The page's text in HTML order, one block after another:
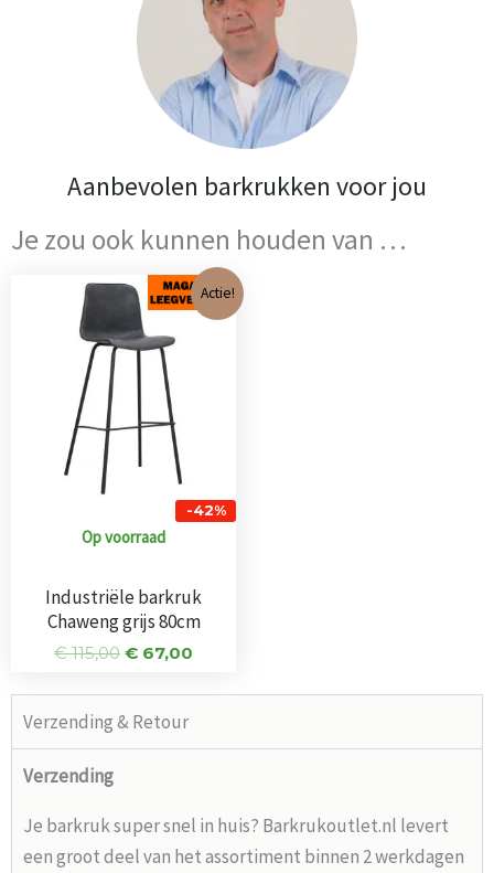
Aanbevolen barkrukken voor jou
Je zou ook kunnen houden van …
Actie!
-42%
Op voorraad
Industriële barkruk
Chaweng grijs 80cm
€115,00
Oorspronkelijke
prijs
was:
€ 115,00.
€ 67,00
Huidige
prijs
is:
Verzending & Retour
Verzending
Je barkruk super snel in huis? Barkrukoutlet.nl levert
een groot deel van het assortiment binnen 2 werkdagen